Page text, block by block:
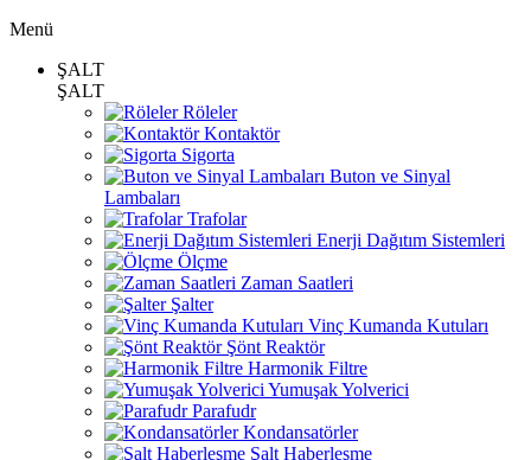
Menü
ŞALT
ŞALT
Röleler
Kontaktör
Sigorta
Buton ve Sinyal
Lambaları
Trafolar
Enerji Dağıtım Sistemleri
Ölçme
Zaman Saatleri
Şalter
Vinç Kumanda Kutuları
Şönt Reaktör
Harmonik Filtre
Yumuşak Yolverici
Parafudr
Kondansatörler
Şalt Haberleşme